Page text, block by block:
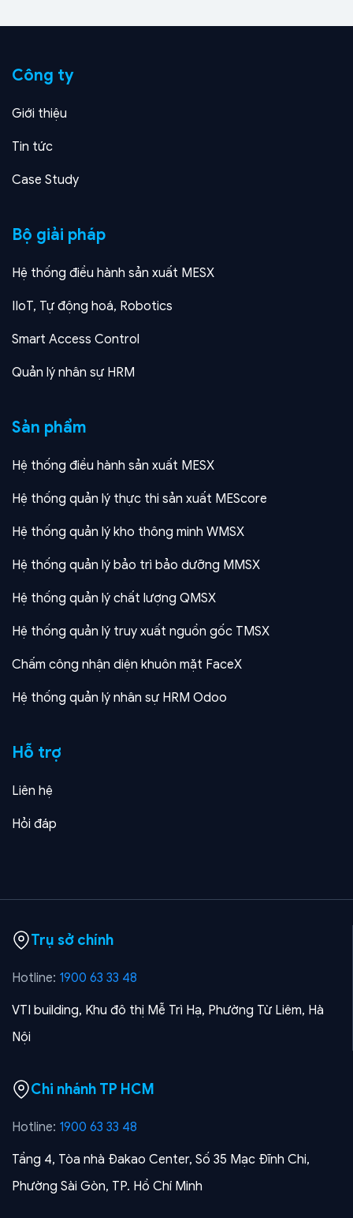
Công ty
Giới thiệu
Tin tức
Case Study
Bộ giải pháp
Hệ thống điều hành sản xuất MESX
IIoT, Tự động hoá, Robotics
Smart Access Control
Quản lý nhân sự HRM
Sản phẩm
Hệ thống điều hành sản xuất MESX
Hệ thống quản lý thực thi sản xuất MEScore
Hệ thống quản lý kho thông minh WMSX
Hệ thống quản lý bảo trì bảo dưỡng MMSX
Hệ thống quản lý chất lượng QMSX
Hệ thống quản lý truy xuất nguồn gốc TMSX
Chấm công nhận diện khuôn mặt FaceX
Hệ thống quản lý nhân sự HRM Odoo
Hỗ trợ
Liên hệ
Hỏi đáp
Trụ sở chính
Hotline: 1900 63 33 48
VTI building, Khu đô thị Mễ Trì Hạ, Phường Từ Liêm, Hà
Nội
Chi nhánh TP HCM
Hotline: 1900 63 33 48
Tầng 4, Tòa nhà Đakao Center, Số 35 Mạc Đĩnh Chi,
Phường Sài Gòn, TP. Hồ Chí Minh